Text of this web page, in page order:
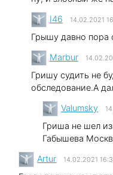
I46 14.02.2021
Грышу давно пора
Marbur
Гришу судить не
обследование.А
Valumsky
Гриша не шел
Габышева
Artur 14.02.2021